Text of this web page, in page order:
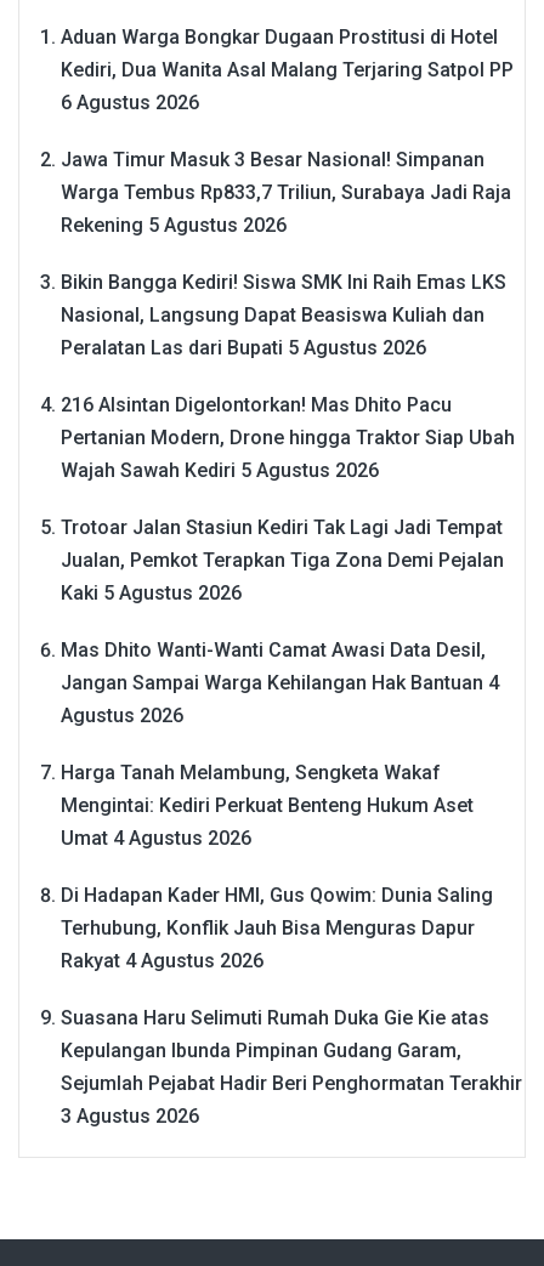
Aduan Warga Bongkar Dugaan Prostitusi di Hotel
Kediri, Dua Wanita Asal Malang Terjaring Satpol PP
6 Agustus 2026
Jawa Timur Masuk 3 Besar Nasional! Simpanan
Warga Tembus Rp833,7 Triliun, Surabaya Jadi Raja
Rekening 5 Agustus 2026
Bikin Bangga Kediri! Siswa SMK Ini Raih Emas LKS
Nasional, Langsung Dapat Beasiswa Kuliah dan
Peralatan Las dari Bupati 5 Agustus 2026
216 Alsintan Digelontorkan! Mas Dhito Pacu
Pertanian Modern, Drone hingga Traktor Siap Ubah
Wajah Sawah Kediri 5 Agustus 2026
Trotoar Jalan Stasiun Kediri Tak Lagi Jadi Tempat
Jualan, Pemkot Terapkan Tiga Zona Demi Pejalan
Kaki 5 Agustus 2026
Mas Dhito Wanti-Wanti Camat Awasi Data Desil,
Jangan Sampai Warga Kehilangan Hak Bantuan 4
Agustus 2026
Harga Tanah Melambung, Sengketa Wakaf
Mengintai: Kediri Perkuat Benteng Hukum Aset
Umat 4 Agustus 2026
Di Hadapan Kader HMI, Gus Qowim: Dunia Saling
Terhubung, Konflik Jauh Bisa Menguras Dapur
Rakyat 4 Agustus 2026
Suasana Haru Selimuti Rumah Duka Gie Kie atas
Kepulangan Ibunda Pimpinan Gudang Garam,
Sejumlah Pejabat Hadir Beri Penghormatan Terakhir
3 Agustus 2026